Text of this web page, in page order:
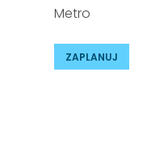
Metro
ZAPLANUJ